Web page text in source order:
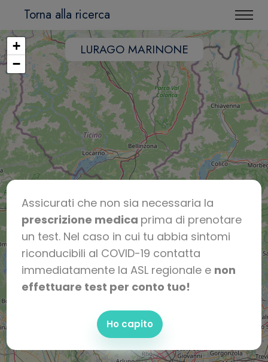
Assicurati che non sia necessaria la
prescrizione medica prima di prenotare
un test. Nel caso in cui tu abbia sintomi
riconducibili al COVID-19 contatta
immediatamente la ASL regionale e non
effettuare test per conto tuo!
Ho capito
Torna alla ricerca
LURAGO MARINONE
+
−